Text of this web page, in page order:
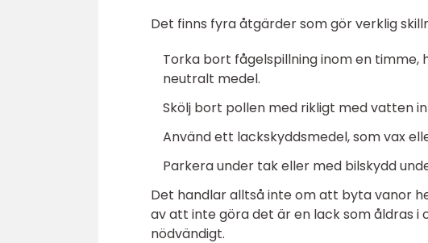
Det finns fyra åtgärder som gör verklig
Torka bort fågelspillning inom en
neutralt medel.
Skölj bort pollen med rikligt med vatten
Använd ett lackskyddsmedel, som vax
Parkera under tak eller med bilskydd
Det handlar alltså inte om att byta vanor
av att inte göra det är en lack som åldras
nödvändigt.